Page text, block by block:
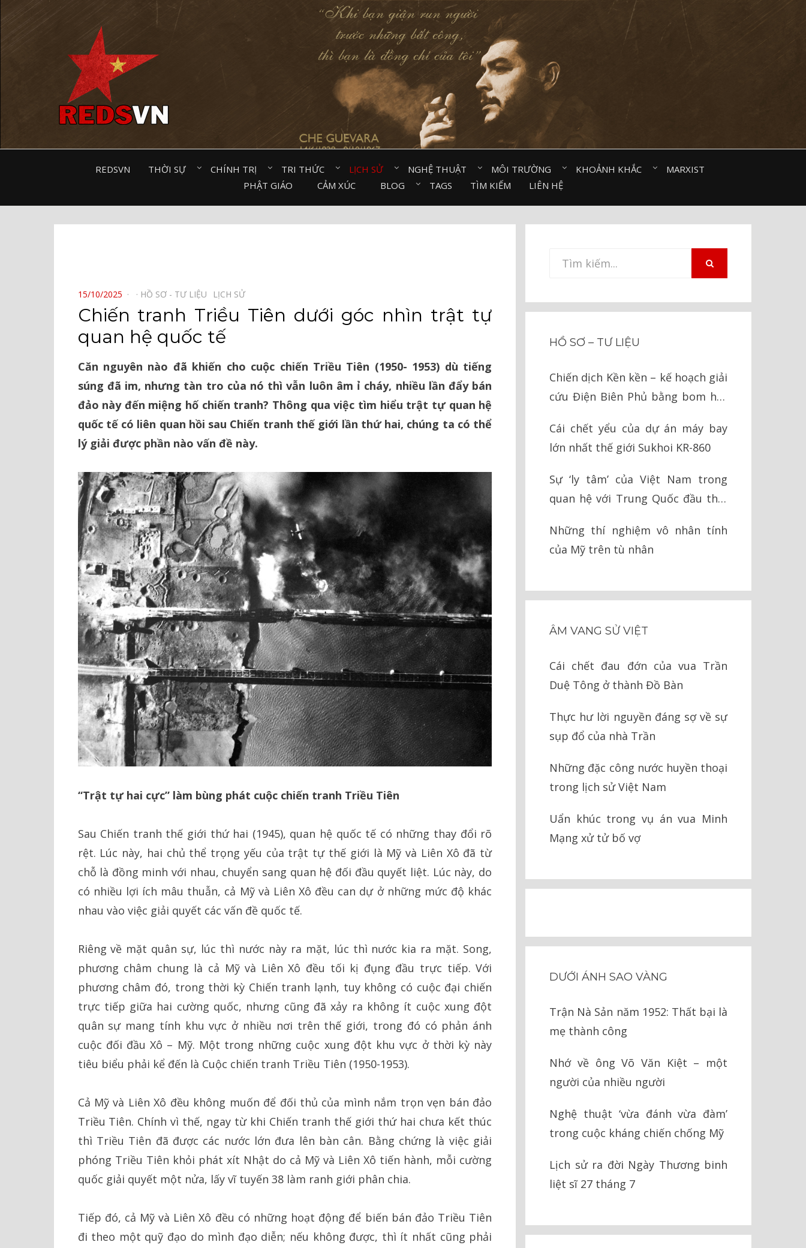
REDSVN THỜI SỰ⠀ CHÍNH TRỊ⠀ TRI THỨC⠀ LỊCH SỬ⠀ NGHỆ THUẬT⠀ MÔI TRƯỜNG⠀ KHOẢNH KHẮC⠀
MARXIST⠀
PHẬT GIÁO⠀
CẢM XÚC⠀ BLOG⠀ TAGS TÌM KIẾM LIÊN HỆ
POSTED
ON
15/10/2025 HỒ SƠ - TƯ LIỆU⠀ LỊCH SỬ⠀
Chiến tranh Triều Tiên dưới góc nhìn trật tự
quan hệ quốc tế
Căn nguyên nào đã khiến cho cuộc chiến Triều Tiên (1950- 1953) dù tiếng
súng đã im, nhưng tàn tro của nó thì vẫn luôn âm ỉ cháy, nhiều lần đẩy bán
đảo này đến miệng hố chiến tranh? Thông qua việc tìm hiểu trật tự quan hệ
quốc tế có liên quan hồi sau Chiến tranh thế giới lần thứ hai, chúng ta có thể
lý giải được phần nào vấn đề này.
“Trật tự hai cực” làm bùng phát cuộc chiến tranh Triều Tiên
Sau Chiến tranh thế giới thứ hai (1945), quan hệ quốc tế có những thay đổi rõ
rệt. Lúc này, hai chủ thể trọng yếu của trật tự thế giới là Mỹ và Liên Xô đã từ
chỗ là đồng minh với nhau, chuyển sang quan hệ đối đầu quyết liệt. Lúc này, do
có nhiều lợi ích mâu thuẫn, cả Mỹ và Liên Xô đều can dự ở những mức độ khác
nhau vào việc giải quyết các vấn đề quốc tế.
Riêng về mặt quân sự, lúc thì nước này ra mặt, lúc thì nước kia ra mặt. Song,
phương châm chung là cả Mỹ và Liên Xô đều tối kị đụng đầu trực tiếp. Với
phương châm đó, trong thời kỳ Chiến tranh lạnh, tuy không có cuộc đại chiến
trực tiếp giữa hai cường quốc, nhưng cũng đã xảy ra không ít cuộc xung đột
quân sự mang tính khu vực ở nhiều nơi trên thế giới, trong đó có phản ánh
cuộc đối đầu Xô – Mỹ. Một trong những cuộc xung đột khu vực ở thời kỳ này
tiêu biểu phải kể đến là Cuộc chiến tranh Triều Tiên (1950-1953).
Cả Mỹ và Liên Xô đều không muốn để đối thủ của mình nắm trọn vẹn bán đảo
Triều Tiên. Chính vì thế, ngay từ khi Chiến tranh thế giới thứ hai chưa kết thúc
thì Triều Tiên đã được các nước lớn đưa lên bàn cân. Bằng chứng là việc giải
phóng Triều Tiên khỏi phát xít Nhật do cả Mỹ và Liên Xô tiến hành, mỗi cường
quốc giải quyết một nửa, lấy vĩ tuyến 38 làm ranh giới phân chia.
Tiếp đó, cả Mỹ và Liên Xô đều có những hoạt động để biến bán đảo Triều Tiên
đi theo một quỹ đạo do mình đạo diễn; nếu không được, thì ít nhất cũng phải
Tìm
HỒ SƠ – TƯ LIỆU
Chiến dịch Kền kền – kế hoạch giải
cứu Điện Biên Phủ bằng bom hạt
Cái chết yểu của dự án máy bay
lớn nhất thế giới Sukhoi KR-860
Sự ‘ly tâm’ của Việt Nam trong
quan hệ với Trung Quốc đầu thời
Những thí nghiệm vô nhân tính
của Mỹ trên tù nhân
ÂM VANG SỬ VIỆT
Cái chết đau đớn của vua Trần
Duệ Tông ở thành Đồ Bàn
Thực hư lời nguyền đáng sợ về sự
sụp đổ của nhà Trần
Những đặc công nước huyền thoại
trong lịch sử Việt Nam
Uẩn khúc trong vụ án vua Minh
Mạng xử tử bố vợ
DƯỚI ÁNH SAO VÀNG
Trận Nà Sản năm 1952: Thất bại là
mẹ thành công
Nhớ về ông Võ Văn Kiệt – một
người của nhiều người
Nghệ thuật ‘vừa đánh vừa đàm’
trong cuộc kháng chiến chống Mỹ
Lịch sử ra đời Ngày Thương binh
liệt sĩ 27 tháng 7